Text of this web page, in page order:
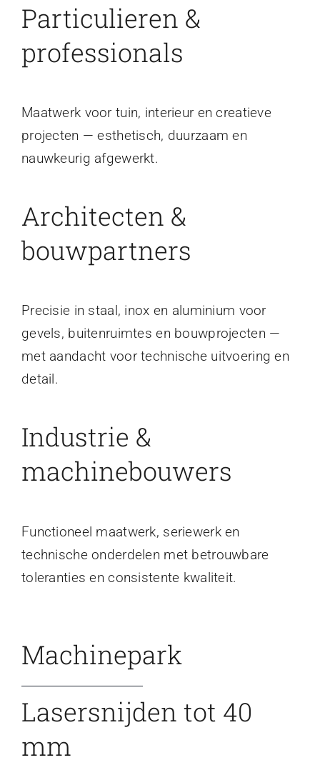
Particulieren &
professionals
Maatwerk voor tuin, interieur en creatieve
projecten — esthetisch, duurzaam en
nauwkeurig afgewerkt.
Architecten &
bouwpartners
Precisie in staal, inox en aluminium voor
gevels, buitenruimtes en bouwprojecten —
met aandacht voor technische uitvoering en
detail.
Industrie &
machinebouwers
Functioneel maatwerk, seriewerk en
technische onderdelen met betrouwbare
toleranties en consistente kwaliteit.
Machinepark
Lasersnijden tot 40
mm